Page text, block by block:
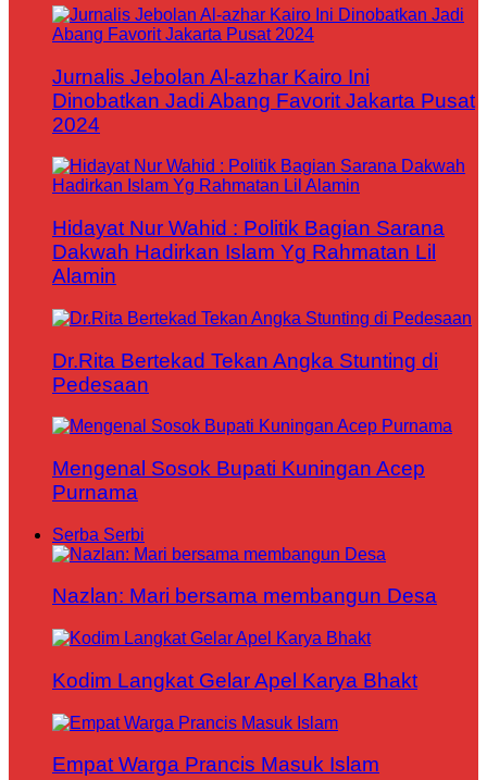
Jurnalis Jebolan Al-azhar Kairo Ini
Dinobatkan Jadi Abang Favorit Jakarta Pusat
2024
Hidayat Nur Wahid : Politik Bagian Sarana
Dakwah Hadirkan Islam Yg Rahmatan Lil
Alamin
Dr.Rita Bertekad Tekan Angka Stunting di
Pedesaan
Mengenal Sosok Bupati Kuningan Acep
Purnama
Serba Serbi
Nazlan: Mari bersama membangun Desa
Kodim Langkat Gelar Apel Karya Bhakt
Empat Warga Prancis Masuk Islam